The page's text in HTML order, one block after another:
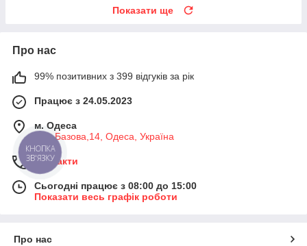
Показати ще
Про нас
99% позитивних з 399 відгуків за рік
Працює з 24.05.2023
м. Одеса
вул. Базова,14, Одеса, Україна
Контакти
Сьогодні працює з 08:00 до 15:00
Показати весь графік роботи
Про нас
КНОПКА
ЗВ'ЯЗКУ